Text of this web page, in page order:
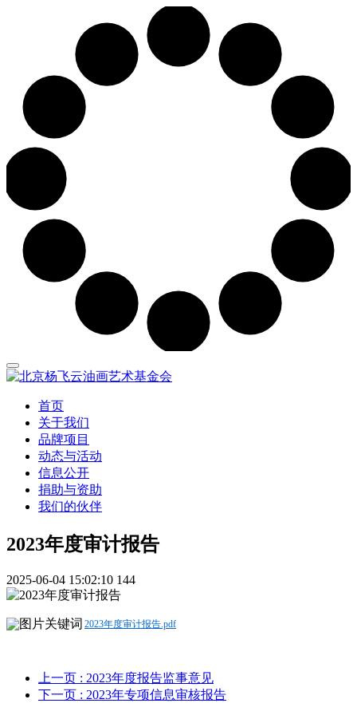
首页
关于我们
品牌项目
动态与活动
信息公开
捐助与资助
我们的伙伴
2023年度审计报告
2025-06-04 15:02:10 144
2023年度审计报告.pdf
上一页 : 2023年度报告监事意见
下一页 : 2023年专项信息审核报告